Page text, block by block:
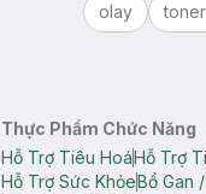
olay
Thực Phẩm Chức Năng
Hỗ Trợ Tiêu HoáHỗ Trợ
Hỗ Trợ Sức KhỏeBổ Gan